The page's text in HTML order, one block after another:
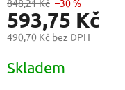
848,21 Kč –30 %
593,75 Kč
490,70 Kč bez DPH
cena:
Skladem